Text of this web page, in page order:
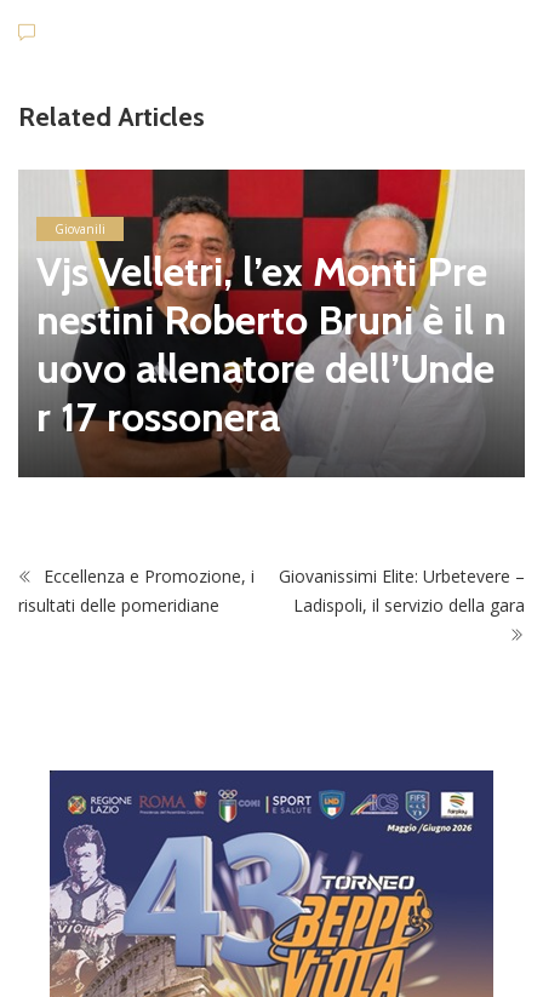
Related Articles
Giovanili
Vjs Velletri, l’ex Monti Pre
nestini Roberto Bruni è il n
uovo allenatore dell’Unde
r 17 rossonera
Eccellenza e Promozione, i
risultati delle pomeridiane
Giovanissimi Elite: Urbetevere –
Ladispoli, il servizio della gara